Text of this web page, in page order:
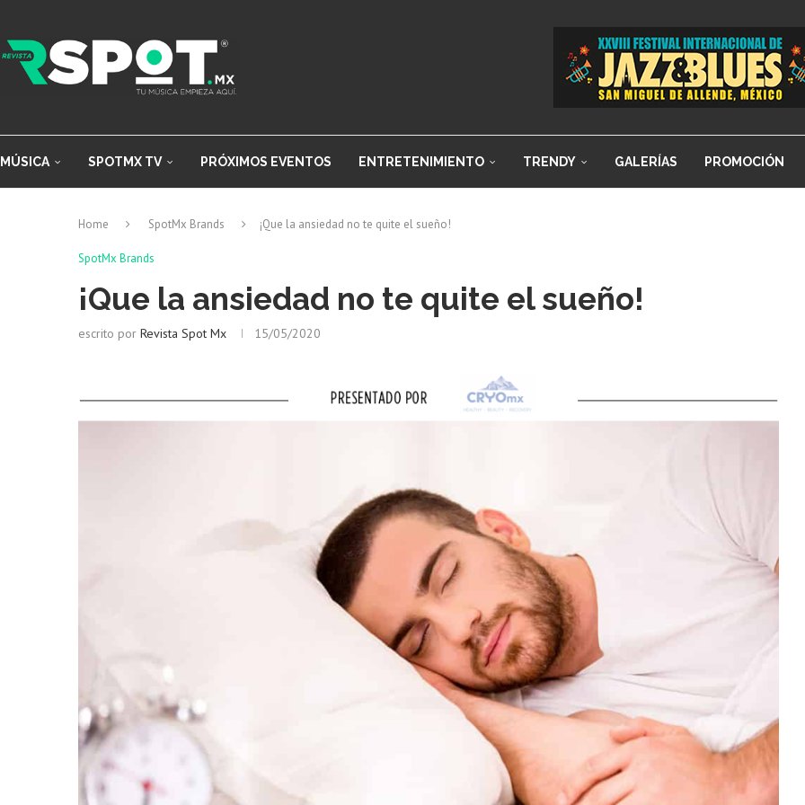
MÚSICA SPOTMX TV PRÓXIMOS EVENTOS ENTRETENIMIENTO TRENDY GALERÍAS PROMOCIÓN
Home SpotMx Brands ¡Que la ansiedad no te quite el sueño!
SpotMx Brands
¡Que la ansiedad no te quite el sueño!
escrito por Revista Spot Mx 15/05/2020